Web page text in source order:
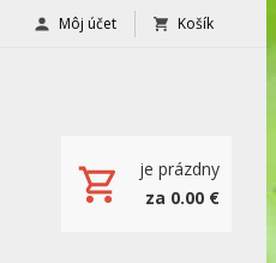
Môj účet Košík
je prázdny
za 0.00 €